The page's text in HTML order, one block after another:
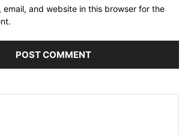
email, and website in this browser for the